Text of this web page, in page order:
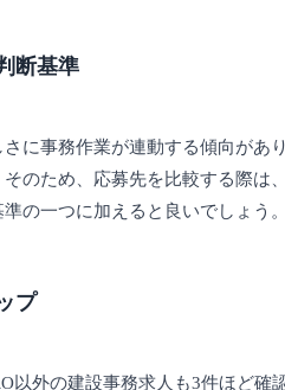
断基準
に事務作業が連動する傾向が
のため、応募先を比較する際
の一つに加えると良いでしょう。
プ
以外の建設事務求人も3件ほど